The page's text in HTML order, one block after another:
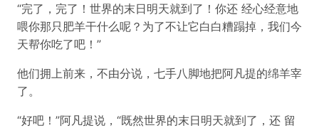
“完了，完了！世界的末日明天就到了！你还 经心经意地
喂你那只肥羊干什么呢？为了不让它白白糟蹋掉，我们今
天帮你吃了吧！”
他们拥上前来，不由分说，七手八脚地把阿凡提的绵羊宰
了。
“好吧！”阿凡提说，“既然世界的末日明天就到了，还 留